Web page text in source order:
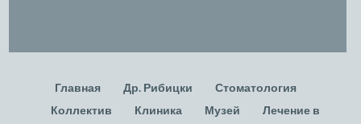
Главная Др. Рибицки
Стоматология
Коллектив
Клиника Музей
Лечение в